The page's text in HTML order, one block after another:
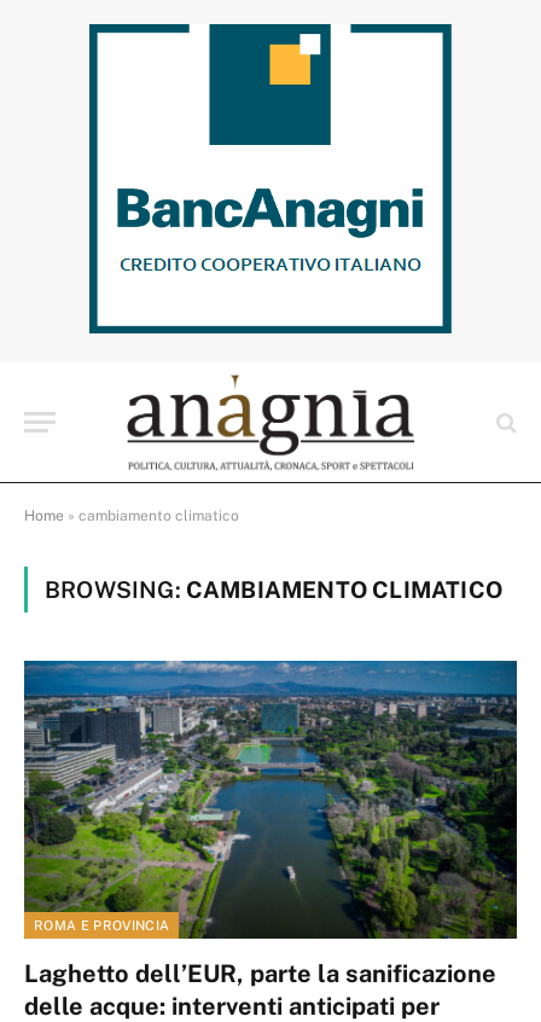
Home » cambiamento climatico
BROWSING: CAMBIAMENTO CLIMATICO
ROMA E PROVINCIA
Laghetto dell’EUR, parte la sanificazione
delle acque: interventi anticipati per